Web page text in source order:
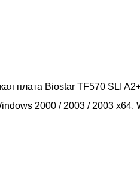
плата Biostar TF570 SLI
2000 / 2003 / 2003 x64,